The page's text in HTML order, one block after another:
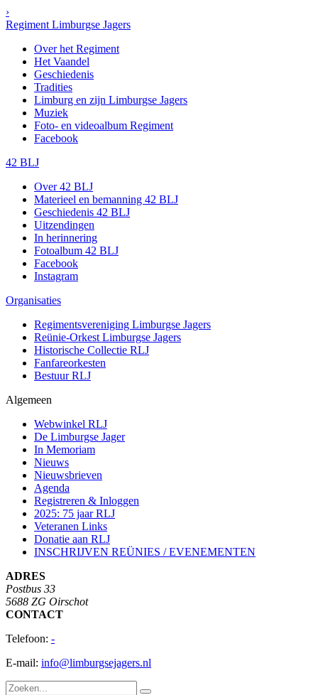
›
Regiment Limburgse Jagers
Over het Regiment
Het Vaandel
Geschiedenis
Tradities
Limburg en zijn Limburgse Jagers
Muziek
Foto- en videoalbum Regiment
Facebook
42 BLJ
Over 42 BLJ
Materieel en bemanning 42 BLJ
Geschiedenis 42 BLJ
Uitzendingen
In herinnering
Fotoalbum 42 BLJ
Facebook
Instagram
Organisaties
Regimentsvereniging Limburgse Jagers
Reünie-Orkest Limburgse Jagers
Historische Collectie RLJ
Fanfareorkesten
Bestuur RLJ
Algemeen
Webwinkel RLJ
De Limburgse Jager
In Memoriam
Nieuws
Nieuwsbrieven
Agenda
Registreren & Inloggen
2025: 75 jaar RLJ
Veteranen Links
Donatie aan RLJ
INSCHRIJVEN REÜNIES / EVENEMENTEN
ADRES
Postbus 33
5688 ZG Oirschot
CONTACT
Telefoon: -
E-mail: info@limburgsejagers.nl